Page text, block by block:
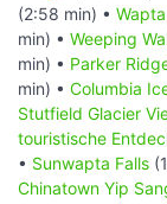
(2:58 min) •
min) • Weeping
min) • Parker
min) • Columbia
Stutfield Glacier
touristische
• Sunwapta Falls
Chinatown Yip